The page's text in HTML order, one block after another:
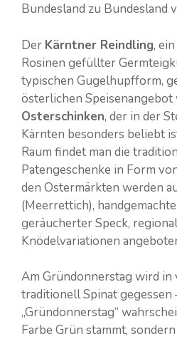
Bundesland zu Bundesland
Der Kärntner Reindling,
Rosinen gefüllter
typischen Gugelhupfform,
österlichen Speisenangebot
Osterschinken, der in der
Kärnten besonders beliebt
Raum findet man die
Patengeschenke in Form
den Ostermärkten werden
(Meerrettich),
geräucherter Speck,
Knödelvariationen
Am Gründonnerstag wird in
traditionell Spinat gegessen
„Gründonnerstag“
Farbe Grün stammt,